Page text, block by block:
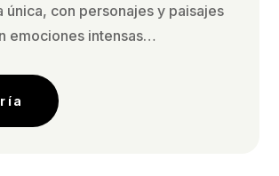
única, con personajes y paisajes
emociones intensas…